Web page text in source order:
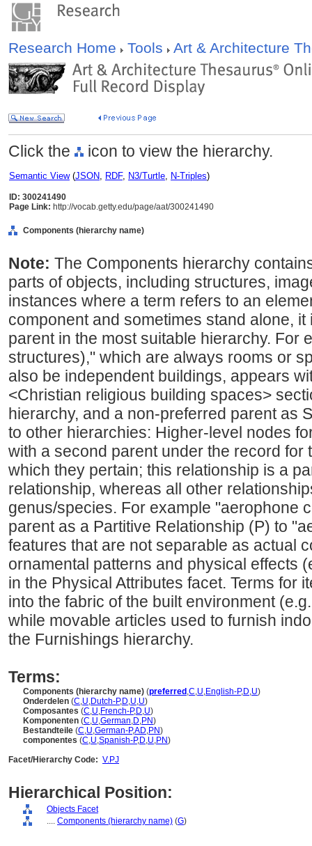
Research Home Tools Art & Architecture
Click the icon to view the hierarchy.
Semantic View(JSON, RDF, N3/Turtle, N-Triples)
ID: 300241490
Page Link: http://vocab.getty.edu/page/aat/300241490
Components (hierarchy name)
Note: The Components hierarchy
parts of objects, including structures,
instances where a term refers to an
component and sometimes stand alone,
parent in the most suitable hierarchy. For
structures)," which are always rooms or
also be independent buildings, appears
<Christian religious building spaces>
hierarchy, and a non-preferred parent as
to other hierarchies: Higher-level nodes
with a second parent under the record for
which they pertain; this relationship is a
relationship, whereas all other
genus/species. For example "aerophone
parent as a Partitive Relationship (P) to
features that are not separable as actual
ornamental patterns and physical effects
in the Physical Attributes facet. Terms for
into the fabric of the built environment
while movable articles used to furnish
the Furnishings hierarchy.
Terms:
Components (hierarchy name) (preferred ,C,U,English-P,D,U)
Onderdelen (C,U,Dutch-P,D,U,U)
Composantes (C,U,French-P,D,U)
Komponenten (C,U,German,D,PN)
Bestandteile (C,U,German-P,AD,PN)
componentes (C,U,Spanish-P,D,U,PN)
Facet/Hierarchy Code: V.PJ
Hierarchical Position:
Objects Facet
.... Components (hierarchy name) (G)